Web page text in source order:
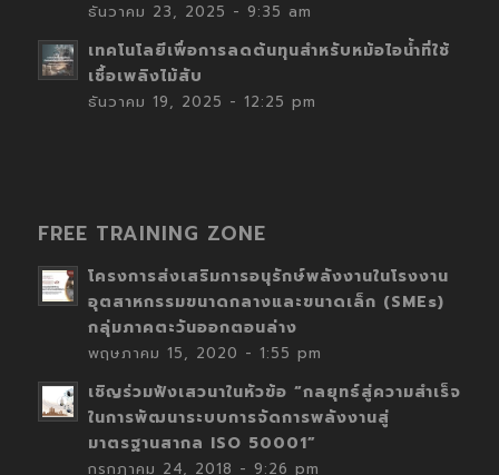
ธันวาคม 23, 2025 - 9:35 am
เทคโนโลยีเพื่อการลดต้นทุนสำหรับหม้อไอน้ำที่ใช้
เชื้อเพลิงไม้สับ
ธันวาคม 19, 2025 - 12:25 pm
FREE TRAINING ZONE
โครงการส่งเสริมการอนุรักษ์พลังงานในโรงงาน
อุตสาหกรรมขนาดกลางและขนาดเล็ก (SMEs)
กลุ่มภาคตะวันออกตอนล่าง
พฤษภาคม 15, 2020 - 1:55 pm
เชิญร่วมฟังเสวนาในหัวข้อ “กลยุทธ์สู่ความสำเร็จ
ในการพัฒนาระบบการจัดการพลังงานสู่
มาตรฐานสากล ISO 50001”
กรกฎาคม 24, 2018 - 9:26 pm